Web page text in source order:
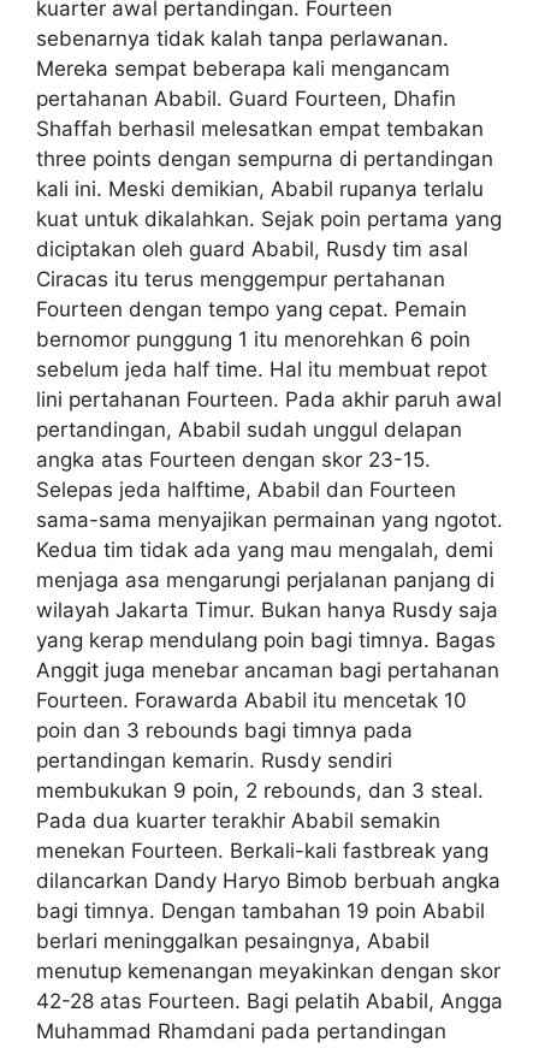
kuarter awal pertandingan. Fourteen
sebenarnya tidak kalah tanpa perlawanan.
Mereka sempat beberapa kali mengancam
pertahanan Ababil. Guard Fourteen, Dhafin
Shaffah berhasil melesatkan empat tembakan
three points dengan sempurna di pertandingan
kali ini. Meski demikian, Ababil rupanya terlalu
kuat untuk dikalahkan. Sejak poin pertama yang
diciptakan oleh guard Ababil, Rusdy tim asal
Ciracas itu terus menggempur pertahanan
Fourteen dengan tempo yang cepat. Pemain
bernomor punggung 1 itu menorehkan 6 poin
sebelum jeda half time. Hal itu membuat repot
lini pertahanan Fourteen. Pada akhir paruh awal
pertandingan, Ababil sudah unggul delapan
angka atas Fourteen dengan skor 23-15.
Selepas jeda halftime, Ababil dan Fourteen
sama-sama menyajikan permainan yang ngotot.
Kedua tim tidak ada yang mau mengalah, demi
menjaga asa mengarungi perjalanan panjang di
wilayah Jakarta Timur. Bukan hanya Rusdy saja
yang kerap mendulang poin bagi timnya. Bagas
Anggit juga menebar ancaman bagi pertahanan
Fourteen. Forawarda Ababil itu mencetak 10
poin dan 3 rebounds bagi timnya pada
pertandingan kemarin. Rusdy sendiri
membukukan 9 poin, 2 rebounds, dan 3 steal.
Pada dua kuarter terakhir Ababil semakin
menekan Fourteen. Berkali-kali fastbreak yang
dilancarkan Dandy Haryo Bimob berbuah angka
bagi timnya. Dengan tambahan 19 poin Ababil
berlari meninggalkan pesaingnya, Ababil
menutup kemenangan meyakinkan dengan skor
42-28 atas Fourteen. Bagi pelatih Ababil, Angga
Muhammad Rhamdani pada pertandingan